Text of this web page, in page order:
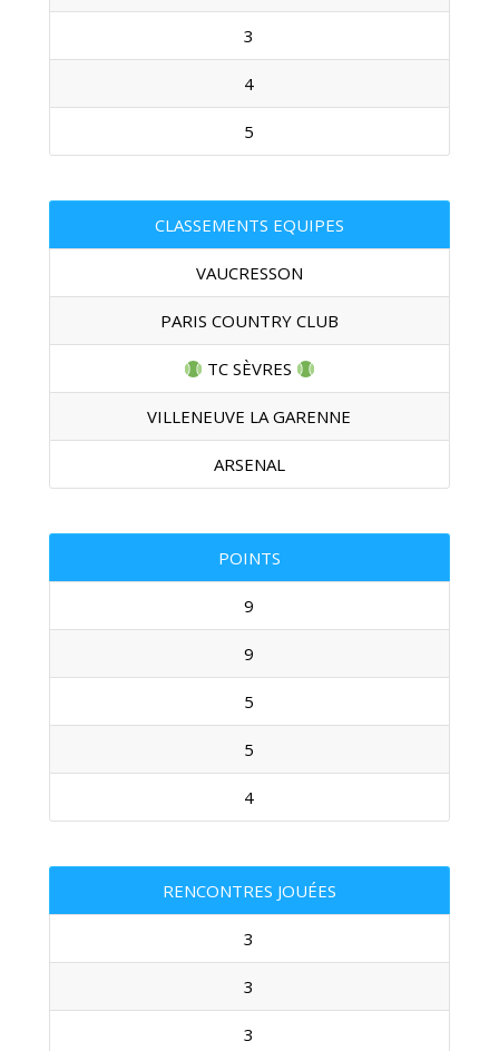
3
4
5
CLASSEMENTS EQUIPES
VAUCRESSON
PARIS COUNTRY CLUB
TC SÈVRES
VILLENEUVE LA GARENNE
ARSENAL
POINTS
9
9
5
5
4
RENCONTRES JOUÉES
3
3
3